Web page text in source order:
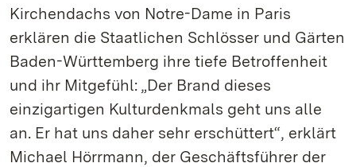
Kirchendachs von Notre-Dame in Paris
erklären die Staatlichen Schlösser und Gärten
Baden-Württemberg ihre tiefe Betroffenheit
und ihr Mitgefühl: „Der Brand dieses
einzigartigen Kulturdenkmals geht uns alle
an. Er hat uns daher sehr erschüttert“, erklärt
Michael Hörrmann, der Geschäftsführer der